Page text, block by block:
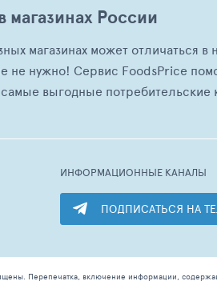
России
магазинах может отличаться
не нужно! Сервис FoodsPrice
выгодные потребительские
ИНФОРМАЦИОННЫЕ КАНАЛЫ
ПОДПИСАТЬСЯ НА
Перепечатка, включение информации,